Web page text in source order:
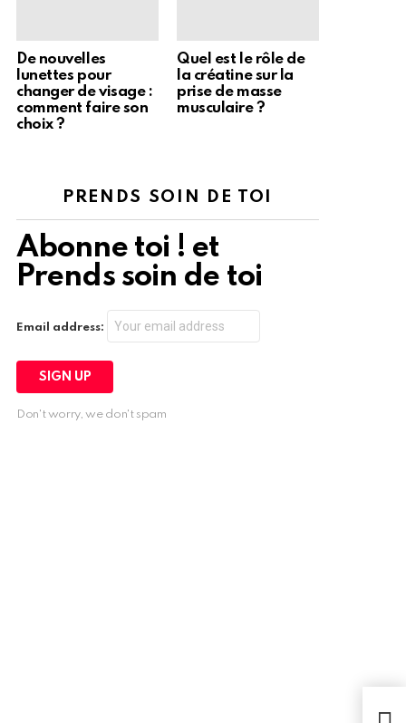
De nouvelles
lunettes pour
changer de visage :
comment faire son
choix ?
Quel est le rôle de
la créatine sur la
prise de masse
musculaire ?
PRENDS SOIN DE TOI
Abonne toi ! et
Prends soin de toi
Email address:
Don't worry, we don't spam